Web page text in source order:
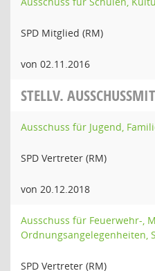
SPD Mitglied (RM)
von 02.11.2016
STELLV.
Ausschuss für Jugend,
SPD Vertreter (RM)
von 20.12.2018
Ausschuss für Feuerwehr-,
Ordnungsangelegenheiten,
SPD Vertreter (RM)